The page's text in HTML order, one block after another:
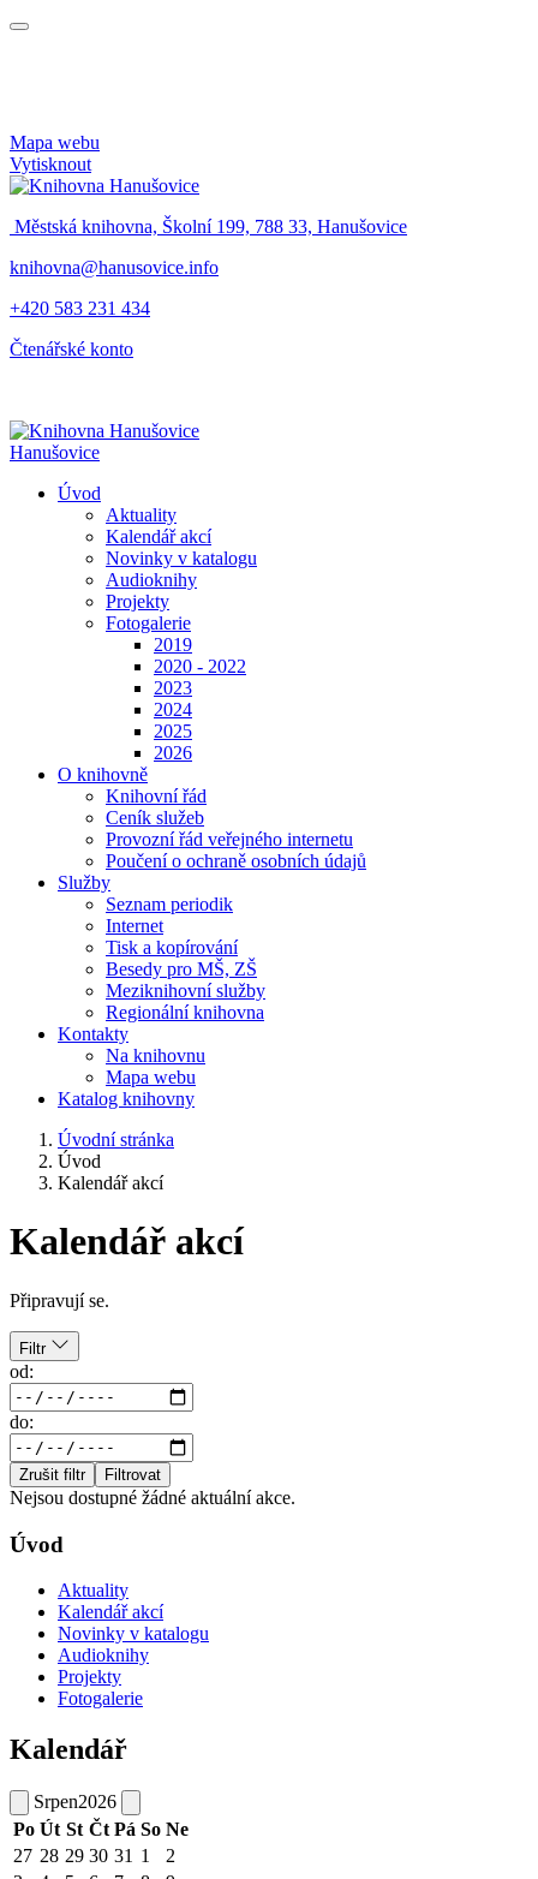
Mapa webu
Vytisknout
Městská knihovna, Školní 199, 788 33, Hanušovice
knihovna@hanusovice.info
+420 583 231 434
Čtenářské konto
Hanušovice
Úvod
Aktuality
Kalendář akcí
Novinky v katalogu
Audioknihy
Projekty
Fotogalerie
2019
2020 - 2022
2023
2024
2025
2026
O knihovně
Knihovní řád
Ceník služeb
Provozní řád veřejného internetu
Poučení o ochraně osobních údajů
Služby
Seznam periodik
Internet
Tisk a kopírování
Besedy pro MŠ, ZŠ
Meziknihovní služby
Regionální knihovna
Kontakty
Na knihovnu
Mapa webu
Katalog knihovny
Úvodní stránka
Úvod
Kalendář akcí
Kalendář akcí
Připravují se.
Filtr
od:
do:
Zrušit filtr Filtrovat
Nejsou dostupné žádné aktuální akce.
Úvod
Aktuality
Kalendář akcí
Novinky v katalogu
Audioknihy
Projekty
Fotogalerie
Kalendář
Srpen2026
Po Út St Čt Pá So Ne
27 28 29 30 31 1
2